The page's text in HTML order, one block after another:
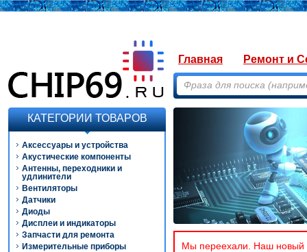
Главная Ремонт и
КАТЕГОРИИ ТОВАРОВ
Аксессуары и устройства
Акустические компоненты
Антенны, переходники и
удлинители
Вентиляторы
Датчики
Диоды
Дисплеи и индикаторы
Запчасти для ремонта
Измерительные приборы
Мы переехали. Наш новый